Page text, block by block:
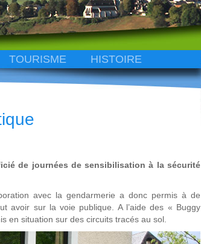
TOURISME HISTOIRE
de journées de sensibilisation à la sécurité
avec la gendarmerie a donc permis à de
avoir sur la voie publique. A l’aide des « Buggy
en situation sur des circuits tracés au sol.